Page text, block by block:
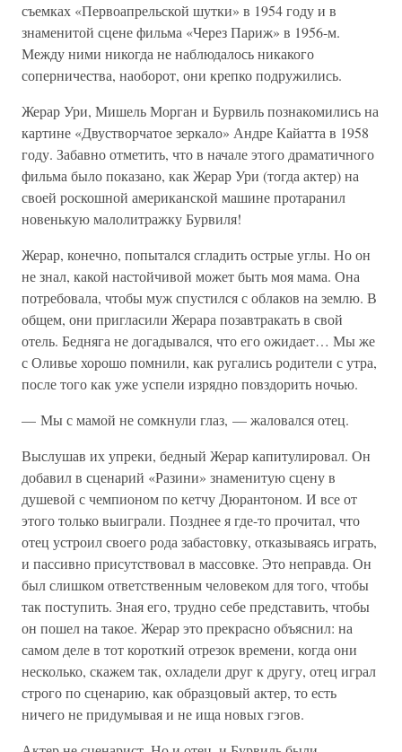
съемках «Первоапрельской шутки» в 1954 году и в
знаменитой сцене фильма «Через Париж» в 1956-м.
Между ними никогда не наблюдалось никакого
соперничества, наоборот, они крепко подружились.
Жерар Ури, Мишель Морган и Бурвиль познакомились на
картине «Двустворчатое зеркало» Андре Кайатта в 1958
году. Забавно отметить, что в начале этого драматичного
фильма было показано, как Жерар Ури (тогда актер) на
своей роскошной американской машине протаранил
новенькую малолитражку Бурвиля!
Жерар, конечно, попытался сгладить острые углы. Но он
не знал, какой настойчивой может быть моя мама. Она
потребовала, чтобы муж спустился с облаков на землю. В
общем, они пригласили Жерара позавтракать в свой
отель. Бедняга не догадывался, что его ожидает… Мы же
с Оливье хорошо помнили, как ругались родители с утра,
после того как уже успели изрядно повздорить ночью.
— Мы с мамой не сомкнули глаз, — жаловался отец.
Выслушав их упреки, бедный Жерар капитулировал. Он
добавил в сценарий «Разини» знаменитую сцену в
душевой с чемпионом по кетчу Дюрантоном. И все от
этого только выиграли. Позднее я где-то прочитал, что
отец устроил своего рода забастовку, отказываясь играть,
и пассивно присутствовал в массовке. Это неправда. Он
был слишком ответственным человеком для того, чтобы
так поступить. Зная его, трудно себе представить, чтобы
он пошел на такое. Жерар это прекрасно объяснил: на
самом деле в тот короткий отрезок времени, когда они
несколько, скажем так, охладели друг к другу, отец играл
строго по сценарию, как образцовый актер, то есть
ничего не придумывая и не ища новых гэгов.